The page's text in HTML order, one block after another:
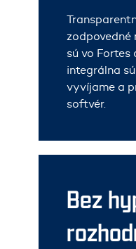
zodpovedné
sú vo
integrálna
vyvíjame a
softvér.
Bez